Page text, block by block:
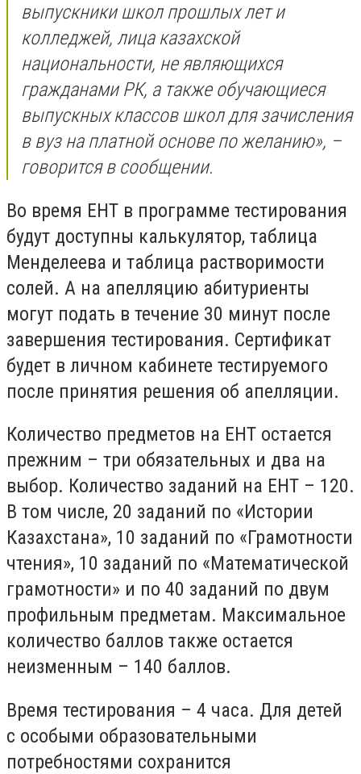
выпускники школ прошлых лет и
колледжей, лица казахской
национальности, не являющихся
гражданами РК, а также обучающиеся
выпускных классов школ для зачисления
в вуз на платной основе по желанию», –
говорится в сообщении.
Во время ЕНТ в программе тестирования
будут доступны калькулятор, таблица
Менделеева и таблица растворимости
солей. А на апелляцию абитуриенты
могут подать в течение 30 минут после
завершения тестирования. Сертификат
будет в личном кабинете тестируемого
после принятия решения об апелляции.
Количество предметов на ЕНТ остается
прежним – три обязательных и два на
выбор. Количество заданий на ЕНТ – 120.
В том числе, 20 заданий по «Истории
Казахстана», 10 заданий по «Грамотности
чтения», 10 заданий по «Математической
грамотности» и по 40 заданий по двум
профильным предметам. Максимальное
количество баллов также остается
неизменным – 140 баллов.
Время тестирования – 4 часа. Для детей
с особыми образовательными
потребностями сохранится